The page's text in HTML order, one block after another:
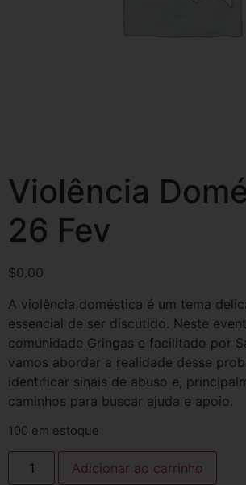
Violência
26 Fev
$0.00
A violência doméstica é um tema
essencial de ser discutido. Neste
comunidade Gringas e facilitado por
vamos abordar a realidade desse
identificar sinais de abuso e,
caminhos para buscar ajuda e apoio.
100 em estoque
Adicionar ao carrinho